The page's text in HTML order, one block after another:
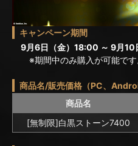
キャンペーン期間
9月6日（金）18:00 ～ 9月10
※期間中のみ購入が可能です
商品名/販売価格（PC、
商品名
[無制限]白黒ストーン7400